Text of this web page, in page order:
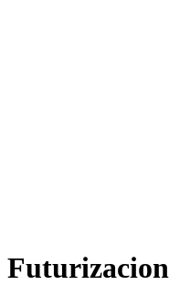
Futurizacion